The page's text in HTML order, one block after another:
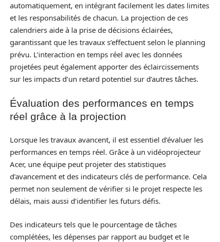
automatiquement, en intégrant facilement les dates limites
et les responsabilités de chacun. La projection de ces
calendriers aide à la prise de décisions éclairées,
garantissant que les travaux s’effectuent selon le planning
prévu. L’interaction en temps réel avec les données
projetées peut également apporter des éclaircissements
sur les impacts d’un retard potentiel sur d’autres tâches.
Évaluation des performances en temps
réel grâce à la projection
Lorsque les travaux avancent, il est essentiel d’évaluer les
performances en temps réel. Grâce à un vidéoprojecteur
Acer, une équipe peut projeter des statistiques
d’avancement et des indicateurs clés de performance. Cela
permet non seulement de vérifier si le projet respecte les
délais, mais aussi d’identifier les futurs défis.
Des indicateurs tels que le pourcentage de tâches
complétées, les dépenses par rapport au budget et le